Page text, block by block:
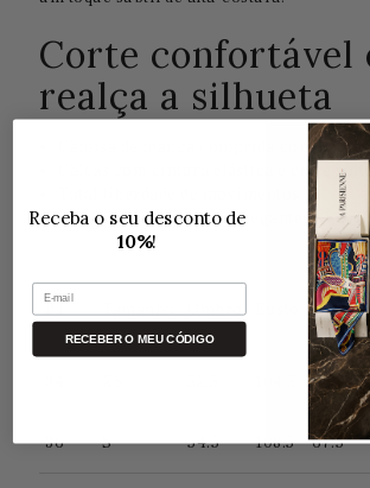
Corte confortável
realça a silhueta
Camisa de manga comprida com botões
Calças com cintura elástica e corte solto
Ideal para noites aconchegantes
PT Tamanho Ombro
66.5
36 S 54.5 108.5 67.5
Receba o seu desconto de
10%!
E-mail
RECEBER O MEU CÓDIGO